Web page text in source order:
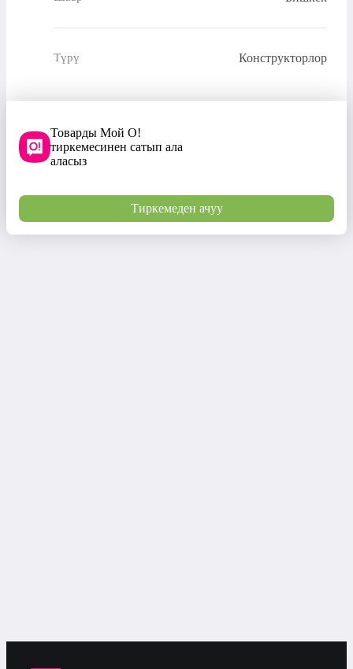
Түрү Конструкторлор
Товарды Мой О!
тиркемесинен сатып ала
аласыз
Тиркемеден ачуу